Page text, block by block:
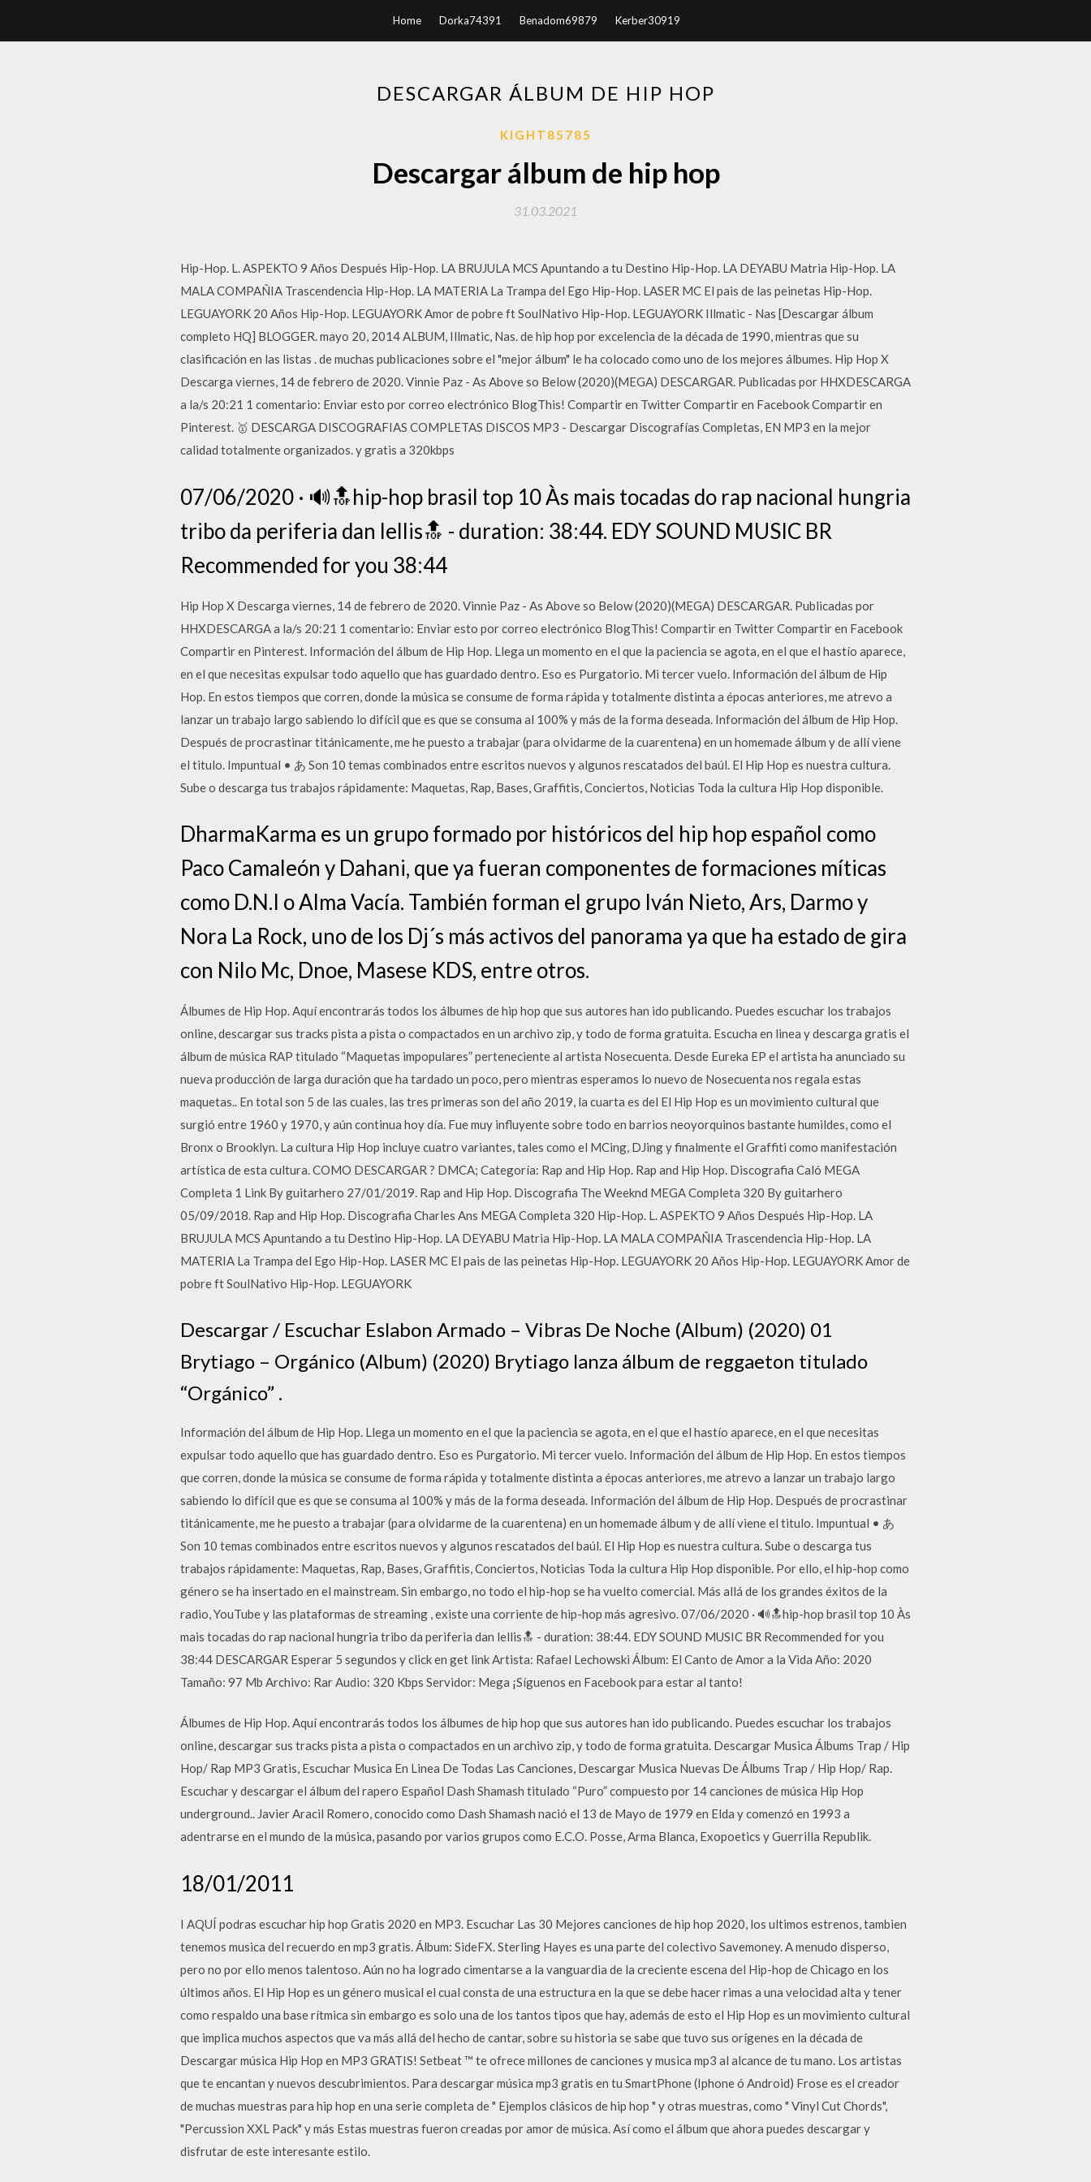
Home Dorka74391 Benadom69879 Kerber30919
DESCARGAR ÁLBUM DE HIP HOP
KIGHT85785
Descargar álbum de hip hop
31.03.2021
Hip-Hop. L. ASPEKTO 9 Años Después Hip-Hop. LA BRUJULA MCS Apuntando a tu Destino Hip-Hop. LA DEYABU Matria Hip-Hop. LA
MALA COMPAÑIA Trascendencia Hip-Hop. LA MATERIA La Trampa del Ego Hip-Hop. LASER MC El pais de las peinetas Hip-Hop.
LEGUAYORK 20 Años Hip-Hop. LEGUAYORK Amor de pobre ft SoulNativo Hip-Hop. LEGUAYORK Illmatic - Nas [Descargar álbum
completo HQ] BLOGGER. mayo 20, 2014 ALBUM, Illmatic, Nas. de hip hop por excelencia de la década de 1990, mientras que su
clasificación en las listas . de muchas publicaciones sobre el "mejor álbum" le ha colocado como uno de los mejores álbumes. Hip Hop X
Descarga viernes, 14 de febrero de 2020. Vinnie Paz - As Above so Below (2020)(MEGA) DESCARGAR. Publicadas por HHXDESCARGA
a la/s 20:21 1 comentario: Enviar esto por correo electrónico BlogThis! Compartir en Twitter Compartir en Facebook Compartir en
Pinterest. 🥇 DESCARGA DISCOGRAFIAS COMPLETAS DISCOS MP3 - Descargar Discografías Completas, EN MP3 en la mejor
calidad totalmente organizados. y gratis a 320kbps
07/06/2020 · 🔊🔝hip-hop brasil top 10 Às mais tocadas do rap nacional hungria
tribo da periferia dan lellis🔝 - duration: 38:44. EDY SOUND MUSIC BR
Recommended for you 38:44
Hip Hop X Descarga viernes, 14 de febrero de 2020. Vinnie Paz - As Above so Below (2020)(MEGA) DESCARGAR. Publicadas por
HHXDESCARGA a la/s 20:21 1 comentario: Enviar esto por correo electrónico BlogThis! Compartir en Twitter Compartir en Facebook
Compartir en Pinterest. Información del álbum de Hip Hop. Llega un momento en el que la paciencia se agota, en el que el hastío aparece,
en el que necesitas expulsar todo aquello que has guardado dentro. Eso es Purgatorio. Mi tercer vuelo. Información del álbum de Hip
Hop. En estos tiempos que corren, donde la música se consume de forma rápida y totalmente distinta a épocas anteriores, me atrevo a
lanzar un trabajo largo sabiendo lo difícil que es que se consuma al 100% y más de la forma deseada. Información del álbum de Hip Hop.
Después de procrastinar titánicamente, me he puesto a trabajar (para olvidarme de la cuarentena) en un homemade álbum y de allí viene
el titulo. Impuntual • あ Son 10 temas combinados entre escritos nuevos y algunos rescatados del baúl. El Hip Hop es nuestra cultura.
Sube o descarga tus trabajos rápidamente: Maquetas, Rap, Bases, Graffitis, Conciertos, Noticias Toda la cultura Hip Hop disponible.
DharmaKarma es un grupo formado por históricos del hip hop español como
Paco Camaleón y Dahani, que ya fueran componentes de formaciones míticas
como D.N.I o Alma Vacía. También forman el grupo Iván Nieto, Ars, Darmo y
Nora La Rock, uno de los Dj´s más activos del panorama ya que ha estado de gira
con Nilo Mc, Dnoe, Masese KDS, entre otros.
Álbumes de Hip Hop. Aquí encontrarás todos los álbumes de hip hop que sus autores han ido publicando. Puedes escuchar los trabajos
online, descargar sus tracks pista a pista o compactados en un archivo zip, y todo de forma gratuita. Escucha en linea y descarga gratis el
álbum de música RAP titulado “Maquetas impopulares” perteneciente al artista Nosecuenta. Desde Eureka EP el artista ha anunciado su
nueva producción de larga duración que ha tardado un poco, pero mientras esperamos lo nuevo de Nosecuenta nos regala estas
maquetas.. En total son 5 de las cuales, las tres primeras son del año 2019, la cuarta es del El Hip Hop es un movimiento cultural que
surgió entre 1960 y 1970, y aún continua hoy día. Fue muy influyente sobre todo en barrios neoyorquinos bastante humildes, como el
Bronx o Brooklyn. La cultura Hip Hop incluye cuatro variantes, tales como el MCing, DJing y finalmente el Graffiti como manifestación
artística de esta cultura. COMO DESCARGAR ? DMCA; Categoría: Rap and Hip Hop. Rap and Hip Hop. Discografia Caló MEGA
Completa 1 Link By guitarhero 27/01/2019. Rap and Hip Hop. Discografia The Weeknd MEGA Completa 320 By guitarhero
05/09/2018. Rap and Hip Hop. Discografia Charles Ans MEGA Completa 320 Hip-Hop. L. ASPEKTO 9 Años Después Hip-Hop. LA
BRUJULA MCS Apuntando a tu Destino Hip-Hop. LA DEYABU Matria Hip-Hop. LA MALA COMPAÑIA Trascendencia Hip-Hop. LA
MATERIA La Trampa del Ego Hip-Hop. LASER MC El pais de las peinetas Hip-Hop. LEGUAYORK 20 Años Hip-Hop. LEGUAYORK Amor de
pobre ft SoulNativo Hip-Hop. LEGUAYORK
Descargar / Escuchar Eslabon Armado – Vibras De Noche (Album) (2020) 01
Brytiago – Orgánico (Album) (2020) Brytiago lanza álbum de reggaeton titulado
“Orgánico” .
Información del álbum de Hip Hop. Llega un momento en el que la paciencia se agota, en el que el hastío aparece, en el que necesitas
expulsar todo aquello que has guardado dentro. Eso es Purgatorio. Mi tercer vuelo. Información del álbum de Hip Hop. En estos tiempos
que corren, donde la música se consume de forma rápida y totalmente distinta a épocas anteriores, me atrevo a lanzar un trabajo largo
sabiendo lo difícil que es que se consuma al 100% y más de la forma deseada. Información del álbum de Hip Hop. Después de procrastinar
titánicamente, me he puesto a trabajar (para olvidarme de la cuarentena) en un homemade álbum y de allí viene el titulo. Impuntual • あ
Son 10 temas combinados entre escritos nuevos y algunos rescatados del baúl. El Hip Hop es nuestra cultura. Sube o descarga tus
trabajos rápidamente: Maquetas, Rap, Bases, Graffitis, Conciertos, Noticias Toda la cultura Hip Hop disponible. Por ello, el hip-hop como
género se ha insertado en el mainstream. Sin embargo, no todo el hip-hop se ha vuelto comercial. Más allá de los grandes éxitos de la
radio, YouTube y las plataformas de streaming , existe una corriente de hip-hop más agresivo. 07/06/2020 · 🔊🔝hip-hop brasil top 10 Às
mais tocadas do rap nacional hungria tribo da periferia dan lellis🔝 - duration: 38:44. EDY SOUND MUSIC BR Recommended for you
38:44 DESCARGAR Esperar 5 segundos y click en get link Artista: Rafael Lechowski Álbum: El Canto de Amor a la Vida Año: 2020
Tamaño: 97 Mb Archivo: Rar Audio: 320 Kbps Servidor: Mega ¡Síguenos en Facebook para estar al tanto!
Álbumes de Hip Hop. Aquí encontrarás todos los álbumes de hip hop que sus autores han ido publicando. Puedes escuchar los trabajos
online, descargar sus tracks pista a pista o compactados en un archivo zip, y todo de forma gratuita. Descargar Musica Álbums Trap / Hip
Hop/ Rap MP3 Gratis, Escuchar Musica En Linea De Todas Las Canciones, Descargar Musica Nuevas De Álbums Trap / Hip Hop/ Rap.
Escuchar y descargar el álbum del rapero Español Dash Shamash titulado “Puro” compuesto por 14 canciones de música Hip Hop
underground.. Javier Aracil Romero, conocido como Dash Shamash nació el 13 de Mayo de 1979 en Elda y comenzó en 1993 a
adentrarse en el mundo de la música, pasando por varios grupos como E.C.O. Posse, Arma Blanca, Exopoetics y Guerrilla Republik.
18/01/2011
I AQUÍ podras escuchar hip hop Gratis 2020 en MP3. Escuchar Las 30 Mejores canciones de hip hop 2020, los ultimos estrenos, tambien
tenemos musica del recuerdo en mp3 gratis. Álbum: SideFX. Sterling Hayes es una parte del colectivo Savemoney. A menudo disperso,
pero no por ello menos talentoso. Aún no ha logrado cimentarse a la vanguardia de la creciente escena del Hip-hop de Chicago en los
últimos años. El Hip Hop es un género musical el cual consta de una estructura en la que se debe hacer rimas a una velocidad alta y tener
como respaldo una base rítmica sin embargo es solo una de los tantos tipos que hay, además de esto el Hip Hop es un movimiento cultural
que implica muchos aspectos que va más allá del hecho de cantar, sobre su historia se sabe que tuvo sus orígenes en la década de
Descargar música Hip Hop en MP3 GRATIS! Setbeat ™ te ofrece millones de canciones y musica mp3 al alcance de tu mano. Los artistas
que te encantan y nuevos descubrimientos. Para descargar música mp3 gratis en tu SmartPhone (Iphone ó Android) Frose es el creador
de muchas muestras para hip hop en una serie completa de " Ejemplos clásicos de hip hop " y otras muestras, como " Vinyl Cut Chords",
"Percussion XXL Pack" y más Estas muestras fueron creadas por amor de música. Así como el álbum que ahora puedes descargar y
disfrutar de este interesante estilo.